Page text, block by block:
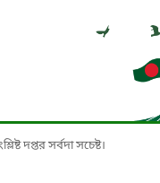
দপ্তর সর্বদা সচেষ্ট।